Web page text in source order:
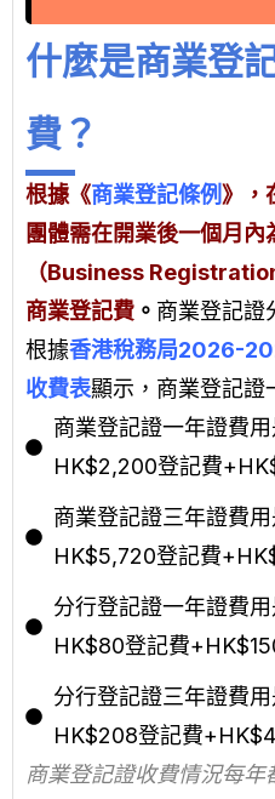
什麼是商業登
費？
根據《商業登記條例》，
團體需在開業後一個月
（Business
商業登記費 。 商業登記證
根據香港稅務局2026-
收費表顯示， 商業登記證
商業登記證一年證費
HK$2,200登記費
商業登記證三年證費
HK$5,720登記費
分行登記證一年證費
HK$80登記費
分行登記證三年證費
HK$208登記費
商業登記證收費情況每